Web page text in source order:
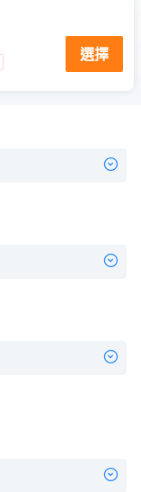
選擇